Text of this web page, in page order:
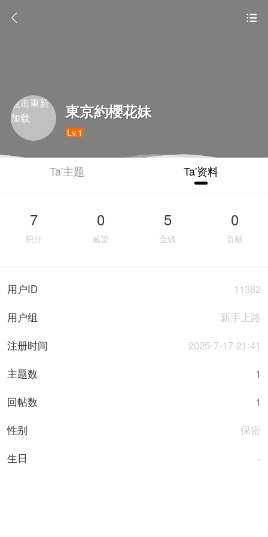
点击重新
加载
東京約櫻花妹
Lv.1
Ta'主题 Ta'资料
7
积分
0
威望
5
金钱
0
贡献
用户ID
11382
用户组
新手上路
注册时间
2025-7-17 21:41
主题数
1
回帖数
1
性别
保密
生日
-